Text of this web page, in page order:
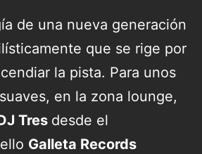
de una nueva generación
que se rige por
la pista. Para unos
en la zona lounge,
Tres desde el
Galleta Records